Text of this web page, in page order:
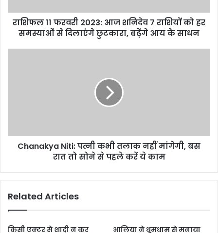
राशिफल 11 फरवरी 2023: आज शनिदेव 7 राशियों को हर
समस्याओं से दिलाएंगे छुटकारा, बढ़ेंगे आय के साधन
Chanakya Niti: पत्नी कभी तलाक नहीं मांगेगी, बस
रात तो सोने से पहले करें ये काम
Related Articles
किसी एक्टर से शादी न कर
आलिया ने धूमधाम से मनाया